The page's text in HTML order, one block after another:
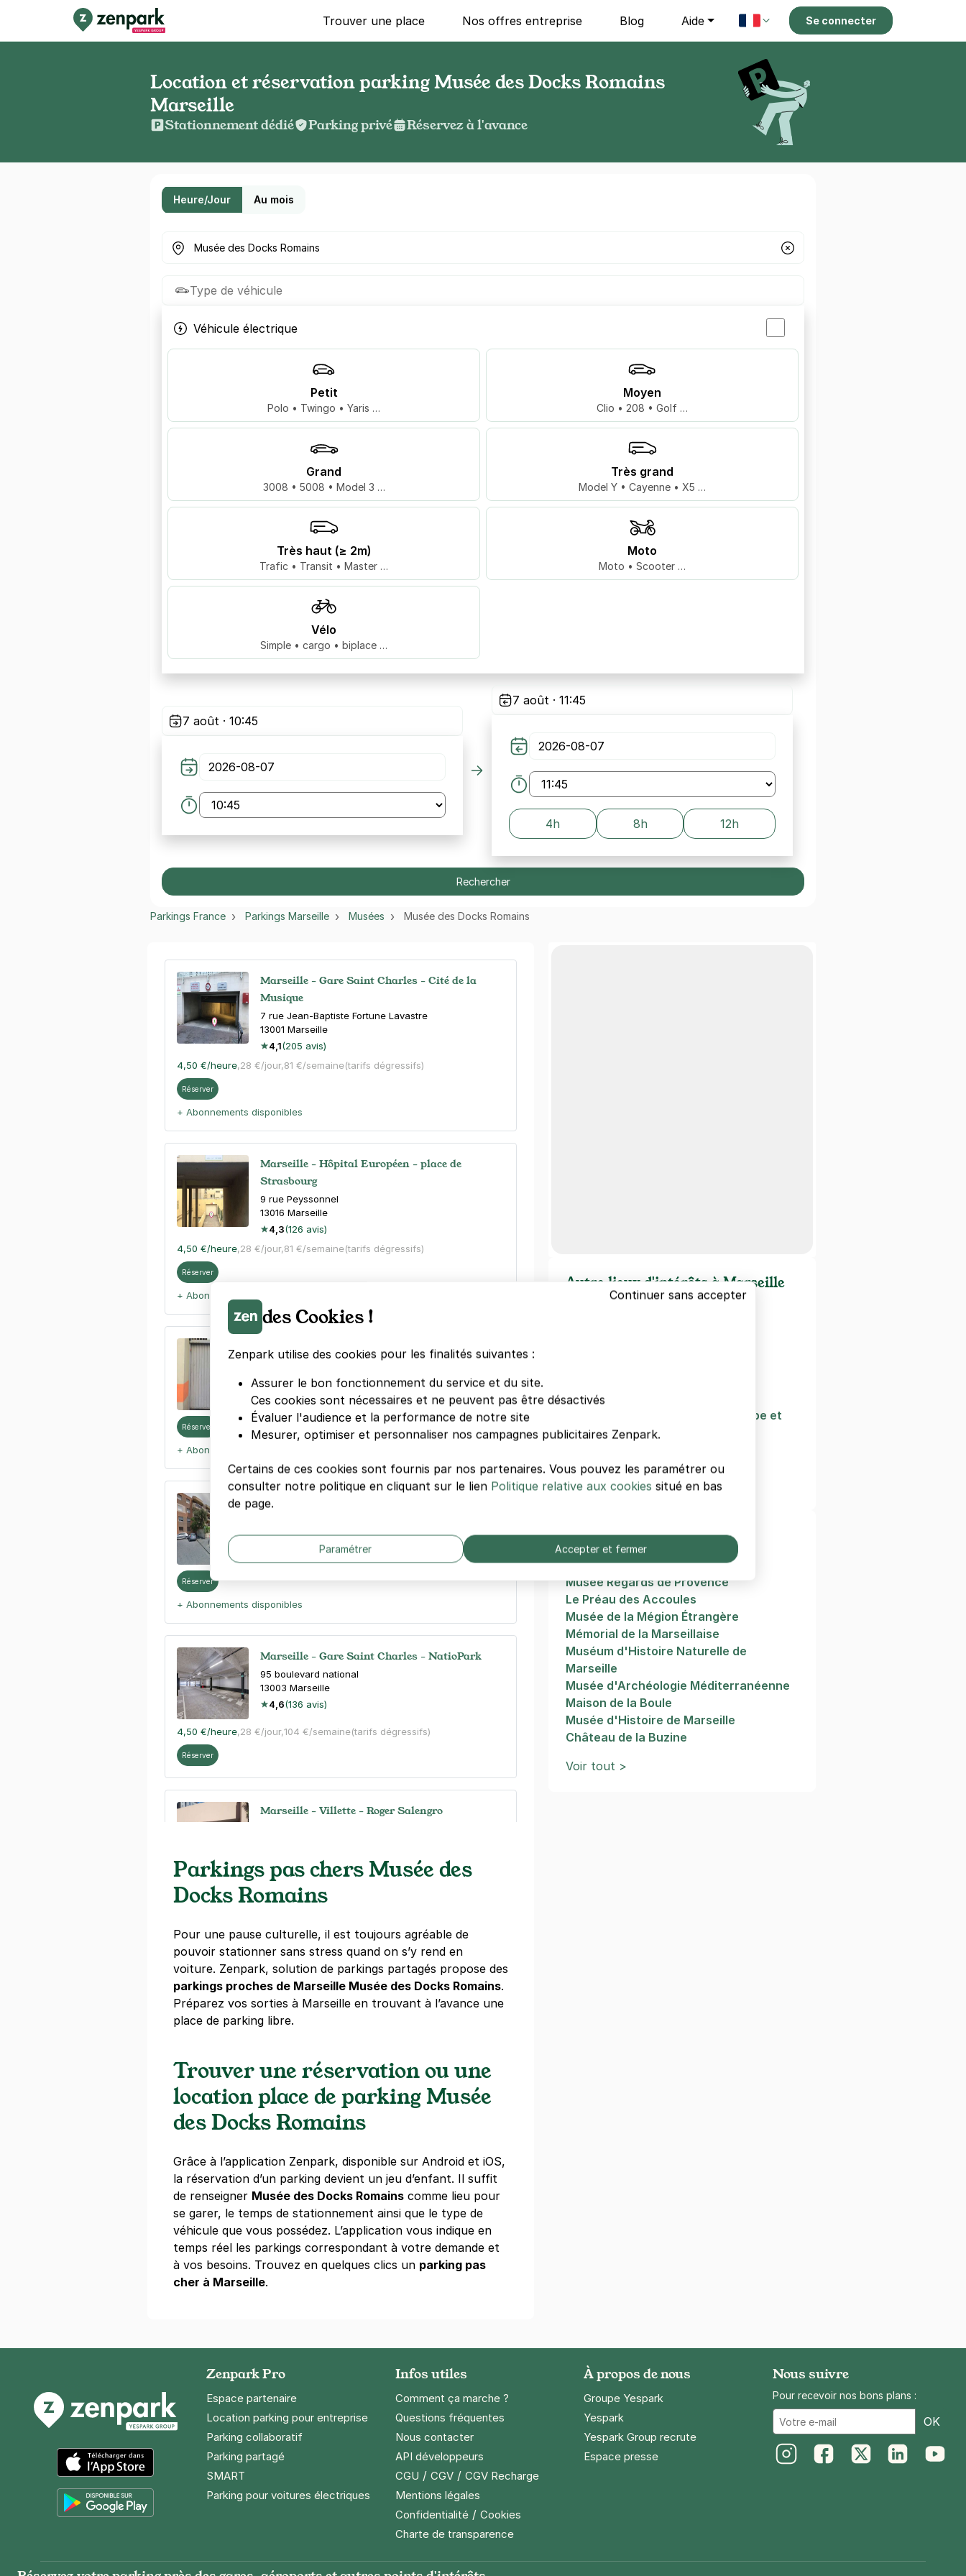
Trouver une place Nos offres entreprise Blog Aide Se connecter
Location et réservation parking Musée des Docks Romains
Marseille
Stationnement dédié Parking privé Réservez à l'avance
Heure/Jour Au mois
Où cherchez-vous un parking ?
Type de véhicule
Véhicule électrique
Petit
Polo • Twingo • Yaris …
Moyen
Clio • 208 • Golf …
Grand
3008 • 5008 • Model 3 …
Très grand
Model Y • Cayenne • X5 …
Très haut (≥ 2m)
Trafic • Transit • Master …
Moto
Moto • Scooter …
Vélo
Simple • cargo • biplace …
7 août · 10:45
7 août · 11:45
4h 8h 12h
Rechercher
Parkings France Parkings Marseille Musées Musée des Docks Romains
Marseille - Gare Saint Charles - Cité de la
Musique
7 rue Jean-Baptiste Fortune Lavastre
13001 Marseille
4,1(205 avis)
4,50 €/heure,28 €/jour,81 €/semaine(tarifs dégressifs)
Réserver
+ Abonnements disponibles
Marseille - Hôpital Européen - place de
Strasbourg
9 rue Peyssonnel
13016 Marseille
4,3(126 avis)
4,50 €/heure,28 €/jour,81 €/semaine(tarifs dégressifs)
Réserver
+ Abonnements disponibles
Marseille - Hôpital Européen - Désirée Clary
13003Marseille
(218 avis)
Réserver
+ Abonnements disponibles
Marseille - Gare Saint Charles - Crimée
13003Marseille
Réserver
+ Abonnements disponibles
Marseille - Gare Saint Charles - NatioPark
95 boulevard national
13003 Marseille
4,6(136 avis)
4,50 €/heure,28 €/jour,104 €/semaine(tarifs dégressifs)
Réserver
Marseille - Villette - Roger Salengro
(38 avis)
4,50 € /heure ,28 €/jour, 81 €/semaine
+ Abonnements disponibles
Marseille - Arenc - Appart'City
120 rue de Ruffi
13002
4 € 78 €/semaine
+ Abonnements disponibles
Marseille - Belle de Mai - Toursky
21 rue Edouard Vaillant
13003
Marseille
3,8
(4 avis)
2,50 €/heure,51 €/jour,353 €/semaine(tarifs dégressifs)
+ Abonnements disponibles
Parkings pas chers Musée des
Docks Romains
Pour une pause culturelle, il est toujours agréable de
pouvoir stationner sans stress quand on s’y rend en
voiture. Zenpark, solution de parkings partagés propose des
parkings proches de Marseille Musée des Docks Romains.
Préparez vos sorties à Marseille en trouvant à l’avance une
place de parking libre.
Trouver une réservation ou une
location place de parking Musée
des Docks Romains
Grâce à l’application Zenpark, disponible sur Android et iOS,
la réservation d’un parking devient un jeu d’enfant. Il suffit
de renseigner Musée des Docks Romains comme lieu pour
se garer, le temps de stationnement ainsi que le type de
véhicule que vous possédez. L’application vous indique en
temps réel les parkings correspondant à votre demande et
à vos besoins. Trouvez en quelques clics un parking pas
cher à Marseille.
Autre lieux d'intérêts à Marseille
Théâtre Toursky
Musée des Civilisations de l'Europe et
de la Méditerranée
Le Pharo
Musée Cantini
Autres musées de Marseille
Musée de la Marine
Musée Regards de Provence
Le Préau des Accoules
Musée de la Mégion Étrangère
Mémorial de la Marseillaise
Muséum d'Histoire Naturelle de
Marseille
Musée d'Archéologie Méditerranéenne
Maison de la Boule
Musée d'Histoire de Marseille
Château de la Buzine
Voir tout >
App Store
Zenpark Pro
Espace partenaire
Location parking pour entreprise
Parking collaboratif
Parking partagé
SMART
Parking pour voitures électriques
Infos utiles
Comment ça marche ?
Questions fréquentes
Nous contacter
API développeurs
CGU / CGV/ CGV Recharge
Mentions légales
Confidentialité/ Cookies
Charte de transparence
À propos de nous
Groupe Yespark
Yespark
Yespark Group recrute
Espace presse
Nous suivre
Pour recevoir nos bons plans :
OK
Continuer sans accepter
des Cookies !
Zenpark utilise des cookies pour les finalités suivantes :
Assurer le bon fonctionnement du service et du site.
Ces cookies sont nécessaires et ne peuvent pas être désactivés
Évaluer l'audience et la performance de notre site
Mesurer, optimiser et personnaliser nos campagnes publicitaires Zenpark.
Certains de ces cookies sont fournis par nos partenaires. Vous pouvez les paramétrer ou
consulter notre politique en cliquant sur le lien Politique relative aux cookies situé en bas
de page.
Paramétrer Accepter et fermer